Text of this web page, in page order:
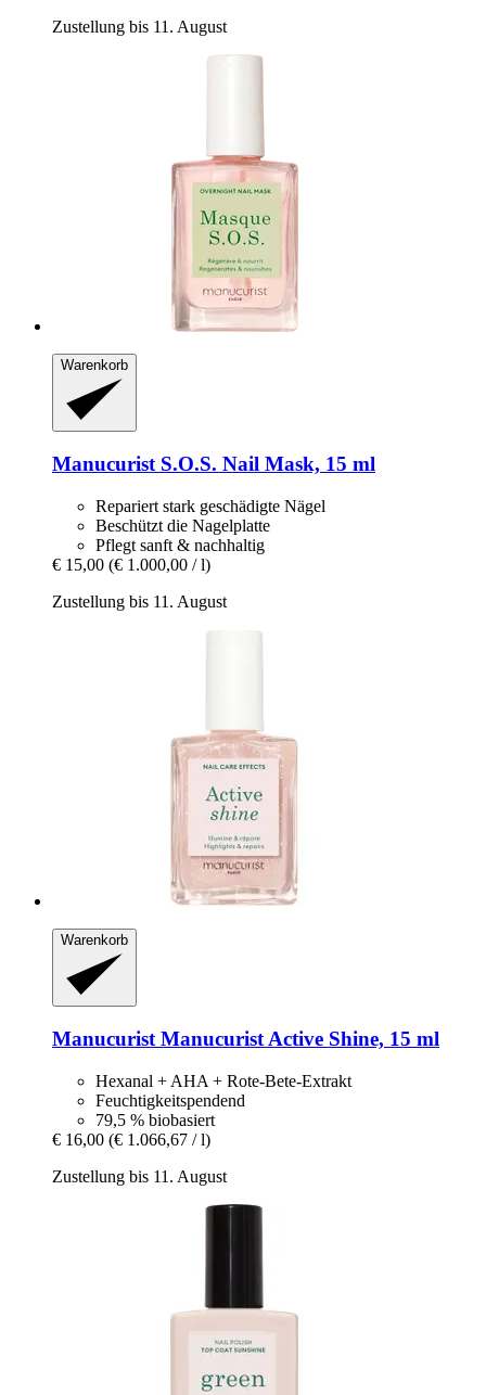
Zustellung bis 11. August
Warenkorb
Manucurist S.O.S. Nail Mask, 15 ml
Repariert stark geschädigte Nägel
Beschützt die Nagelplatte
Pflegt sanft & nachhaltig
€ 15,00 (€ 1.000,00 / l)
Zustellung bis 11. August
Warenkorb
Manucurist Manucurist Active Shine, 15 ml
Hexanal + AHA + Rote-Bete-Extrakt
Feuchtigkeitspendend
79,5 % biobasiert
€ 16,00 (€ 1.066,67 / l)
Zustellung bis 11. August